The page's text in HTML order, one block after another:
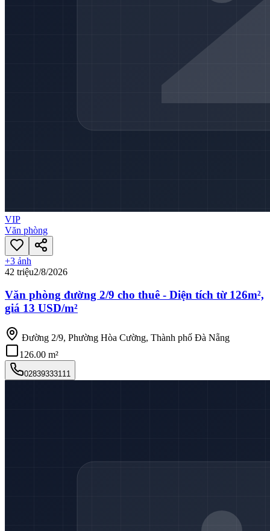
VIP
Văn phòng
+3 ảnh
42 triệu2/8/2026
Văn phòng đường 2/9 cho thuê - Diện tích từ 126m²,
giá 13 USD/m²
Đường 2/9, Phường Hòa Cường, Thành phố Đà Nẵng
126.00 m²
02839333111